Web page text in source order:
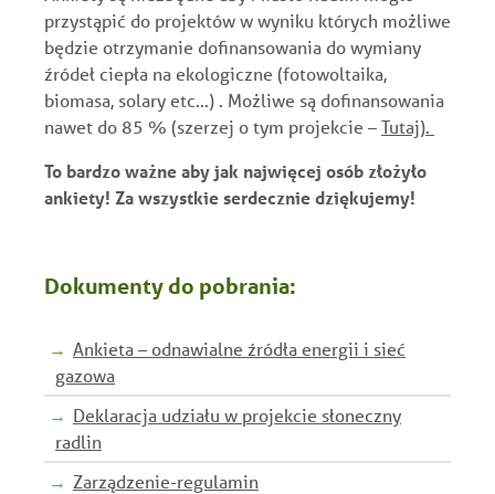
przystąpić do projektów w wyniku których możliwe
będzie otrzymanie dofinansowania do wymiany
źródeł ciepła na ekologiczne (fotowoltaika,
biomasa, solary etc…) . Możliwe są dofinansowania
nawet do 85 % (szerzej o tym projekcie –Tutaj).
To bardzo ważne aby jak najwięcej osób złożyło
ankiety! Za wszystkie serdecznie dziękujemy!
Dokumenty do pobrania:
Ankieta – odnawialne źródła energii i sieć
gazowa
Deklaracja udziału w projekcie słoneczny
radlin
Zarządzenie-regulamin